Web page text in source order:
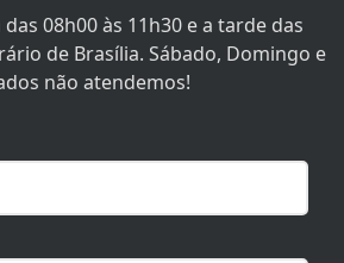
08h00 às 11h30 e a tarde das
de Brasília. Sábado, Domingo e
não atendemos!